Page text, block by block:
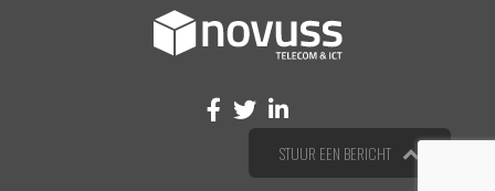
STUUR EEN BERICHT